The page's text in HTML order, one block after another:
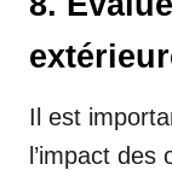
Il est
l’impact des